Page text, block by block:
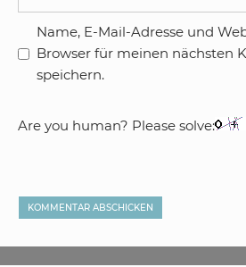
Name, E-Mail-Adresse und
Browser für meinen nächsten
speichern.
Are you human? Please solve: